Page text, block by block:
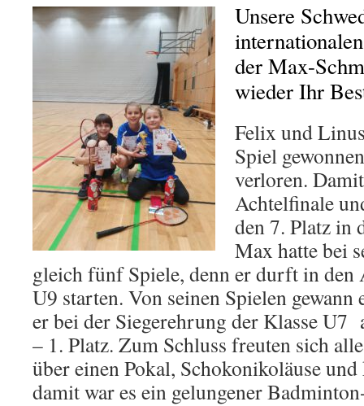
Unsere
der Max-
wieder Ihr
Felix und
Spiel
verloren.
Achtelfinale
den 7. Platz in
Max hatte bei
gleich fünf Spiele, denn er durft in den
U9 starten. Von seinen Spielen
er bei der Siegerehrung der Klasse U7
– 1. Platz. Zum Schluss freuten sich
über einen Pokal, Schokonikoläuse
damit war es ein gelungener